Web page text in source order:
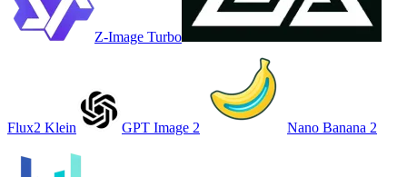
Z-Image Turbo
Flux2 Klein GPT Image 2 Nano Banana 2